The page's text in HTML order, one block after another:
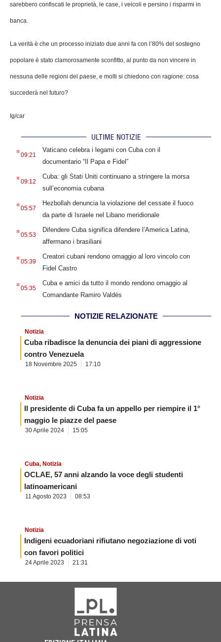
sarebbero confiscati le proprietà, le case, i veicoli e persino i risparmi in
banca.
La verità è che un processo iniziato due anni fa con l’80% del sostegno
popolare è stato clamorosamente sconfitto, al punto da non vincere in
nessuna delle regioni del paese, e molti si chiedono con ragione: cosa
succederà nel futuro?
Ig/car
ULTIME NOTIZIE
.09:21
Vaticano celebra i legami con Cuba con il
documentario “Il Papa e Fidel”
.09:12
Cuba: gli Stati Uniti continuano a stringere la morsa
sull’economia cubana
.05:57
Hezbollah denuncia la violazione del cessate il fuoco
da parte di Israele nel Libano meridionale
.05:53
Difendere Cuba significa difendere l’America Latina,
affermano i brasiliani
.05:39
Creatori cubani rendono omaggio al loro vincolo con
Fidel Castro
.05:35
Cuba e amici da tutto il mondo rendono omaggio al
Comandante Ramiro Valdés
NOTIZIE RELAZIONATE
Notizia
Cuba ribadisce la denuncia dei piani di aggressione
contro Venezuela
18 Novembre 2025 17:10
Notizia
Il presidente di Cuba fa un appello per riempire il 1°
maggio le piazze del paese
30 Aprile 2024 15:05
Cuba, Notizia
OCLAE, 57 anni alzando la voce degli studenti
latinoamericani
11 Agosto 2023 08:53
Notizia
Indigeni ecuadoriani rifiutano negoziazione di voti
con favori politici
24 Aprile 2023 21:31